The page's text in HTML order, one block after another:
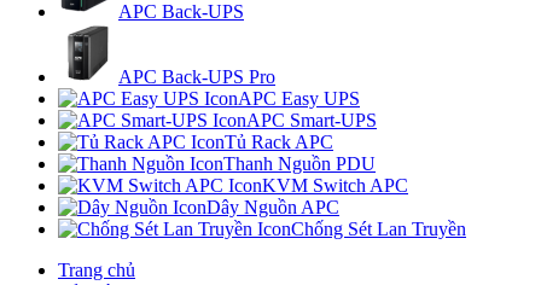
APC Back-UPS
APC Back-UPS Pro
APC Easy UPS
APC Smart-UPS
Tủ Rack APC
Thanh Nguồn PDU
KVM Switch APC
Dây Nguồn APC
Chống Sét Lan Truyền
Trang chủ